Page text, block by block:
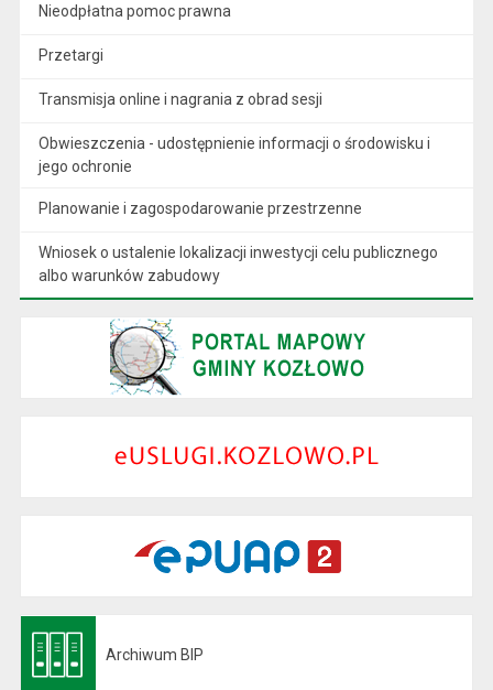
Nieodpłatna pomoc prawna
Przetargi
Transmisja online i nagrania z obrad sesji
Obwieszczenia - udostępnienie informacji o środowisku i
jego ochronie
Planowanie i zagospodarowanie przestrzenne
Wniosek o ustalenie lokalizacji inwestycji celu publicznego
albo warunków zabudowy
Archiwum BIP